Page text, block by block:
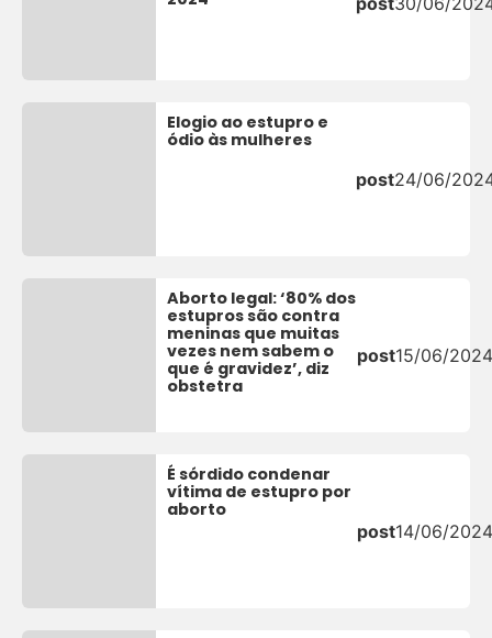
Elogio ao estupro e
ódio às mulheres
post24/06/
Aborto legal: ‘80% dos
estupros são contra
meninas que muitas
vezes nem sabem o
que é gravidez’, diz
obstetra
post15/06/
É sórdido condenar
vítima de estupro por
aborto
post14/06/